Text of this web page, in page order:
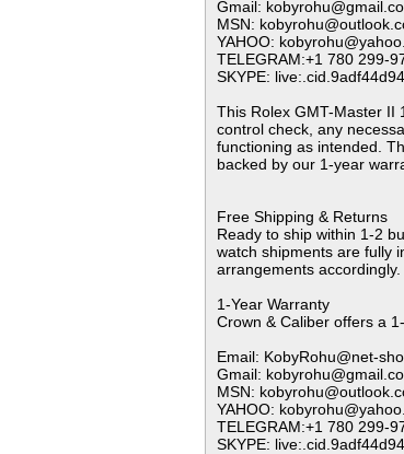
Gmail:
MSN:
YAHOO:
TELEGRAM:+1 780 299-
SKYPE:
This Rolex GMT-Master II
control check, any
functioning as intended.
backed by our 1-year
Free Shipping & Returns
Ready to ship within 1-2
watch shipments are fully
arrangements accordingly.
1-Year Warranty
Crown & Caliber offers a
Email: KobyRohu@net-
Gmail:
MSN:
YAHOO:
TELEGRAM:+1 780 299-
SKYPE: